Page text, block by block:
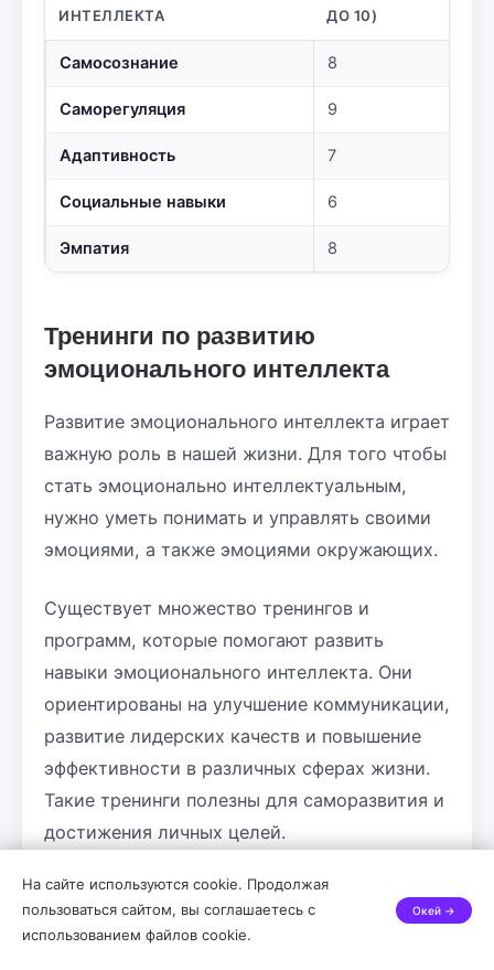
ИНТЕЛЛЕКТА
ДО 10)
Самосознание 8
Саморегуляция 9
Адаптивность 7
Социальные навыки 6
Эмпатия 8
Тренинги по развитию
эмоционального интеллекта
Развитие эмоционального интеллекта играет
важную роль в нашей жизни. Для того чтобы
стать эмоционально интеллектуальным,
нужно уметь понимать и управлять своими
эмоциями, а также эмоциями окружающих.
Существует множество тренингов и
программ, которые помогают развить
навыки эмоционального интеллекта. Они
ориентированы на улучшение коммуникации,
развитие лидерских качеств и повышение
эффективности в различных сферах жизни.
Такие тренинги полезны для саморазвития и
достижения личных целей.
Тренинги по развитию эмоционального
интеллекта помогут вам научиться понимать
На сайте используются cookie. Продолжая
пользоваться сайтом, вы соглашаетесь с
использованием файлов cookie.
Окей →